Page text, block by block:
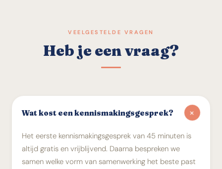
VEELGESTELDE VRAGEN
Heb je een vraag?
Wat kost een kennismakingsgesprek? +
Het eerste kennismakingsgesprek van 45 minuten is
altijd gratis en vrijblijvend. Daarna bespreken we
samen welke vorm van samenwerking het beste past